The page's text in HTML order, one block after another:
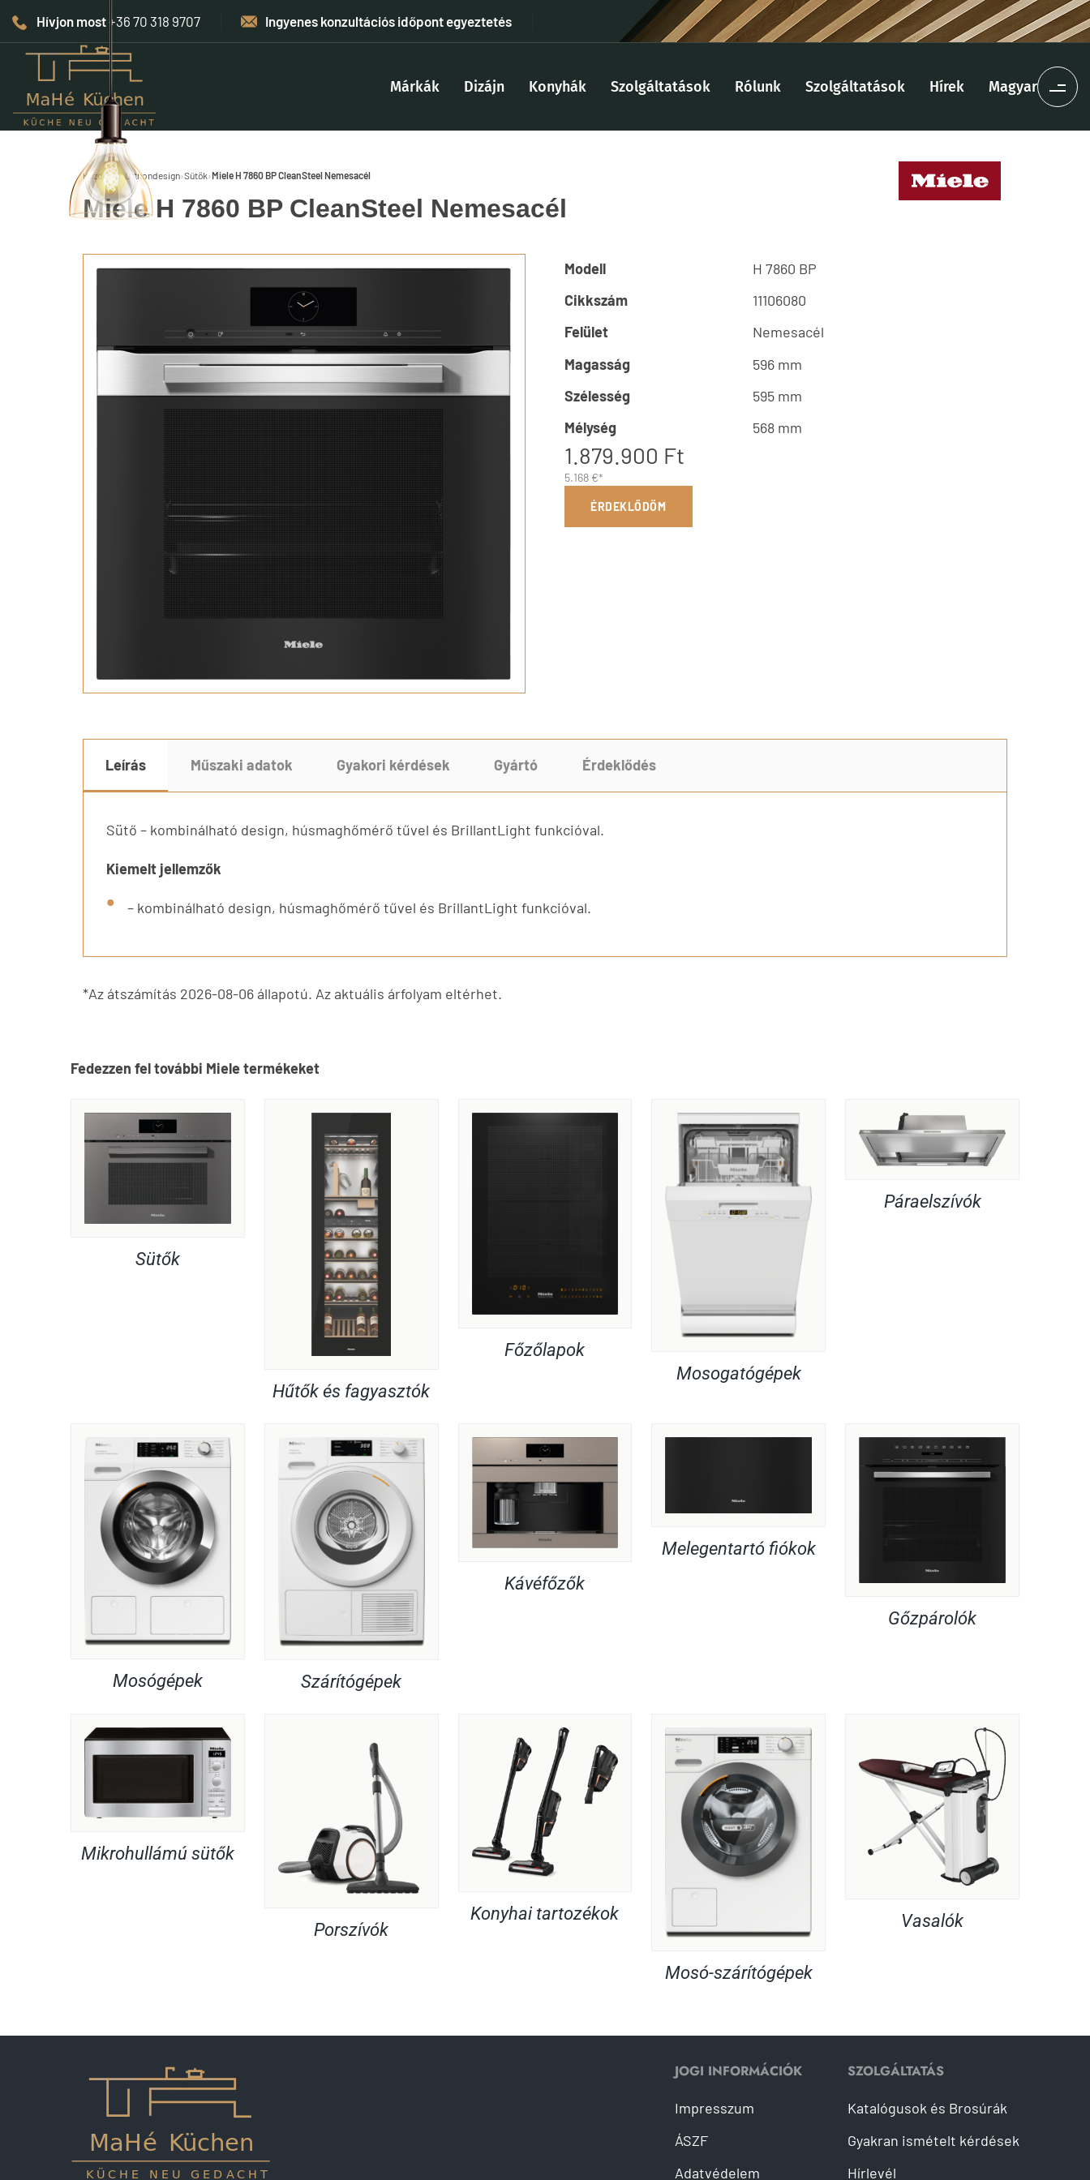
Hívjon most+36 70 318 9707 Ingyenes konzultációs időpont egyeztetés
Márkák Dizájn Konyhák Szolgáltatások Rólunk Szolgáltatások Hírek Magyar
Kezdőlap›Otthondesign›Sütők›Miele H 7860 BP CleanSteel Nemesacél
Miele H 7860 BP CleanSteel Nemesacél
Modell
H 7860 BP
Cikkszám
11106080
Felület
Nemesacél
Magasság
596 mm
Szélesség
595 mm
Mélység
568 mm
1.879.900 Ft
5.168 €*
ÉRDEKLŐDÖM
Leírás Műszaki adatok Gyakori kérdések Gyártó Érdeklődés
Sütő – kombinálható design, húsmaghőmérő tűvel és BrillantLight funkcióval.
Kiemelt jellemzők
– kombinálható design, húsmaghőmérő tűvel és BrillantLight funkcióval.
*Az átszámítás 2026-08-06 állapotú. Az aktuális árfolyam eltérhet.
Fedezzen fel további Miele termékeket
Sütők
Hűtők és fagyasztók
Főzőlapok
Mosogatógépek
Páraelszívók
Mosógépek Szárítógépek
Kávéfőzők
Melegentartó fiókok
Gőzpárolók
Mikrohullámú sütők
Porszívók
Konyhai tartozékok
Mosó-szárítógépek
Vasalók
JOGI INFORMÁCIÓK
Impresszum
ÁSZF
Adatvédelem
SZOLGÁLTATÁS
Katalógusok és Brosúrák
Gyakran ismételt kérdések
Hírlevél